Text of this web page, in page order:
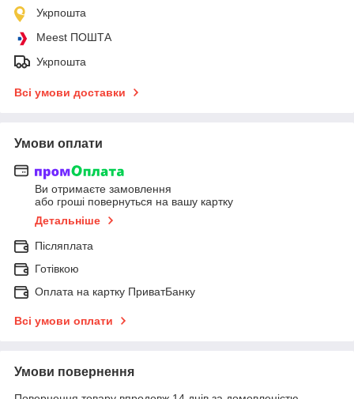
Укрпошта
Meest ПОШТА
Укрпошта
Всі умови доставки
Умови оплати
Ви отримаєте замовлення
або гроші повернуться на вашу картку
Детальніше
Післяплата
Готівкою
Оплата на картку ПриватБанку
Всі умови оплати
Умови повернення